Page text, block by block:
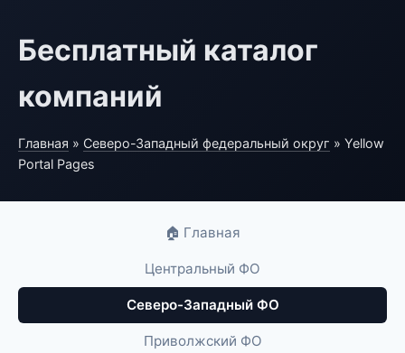
Бесплатный каталог
компаний
Главная » Северо-Западный федеральный округ » Yellow
Portal Pages
🏠 Главная
Центральный ФО
Северо-Западный ФО
Приволжский ФО